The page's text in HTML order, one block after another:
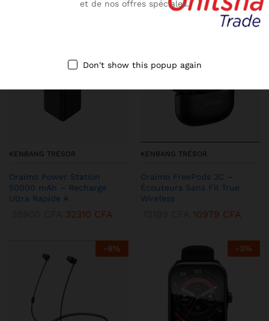
KENBANG TRÉSOR
Oraimo Power Station
50000 mAh – Recharge
Ultra Rapide A
32310 CFA
- %
KENBANG TRÉSOR
Oraimo FreePods 3C –
Écouteurs Sans Fil True
Wireless
10979 CFA
-8% -3%
et de nos offres spéciales.
Don't show this popup again